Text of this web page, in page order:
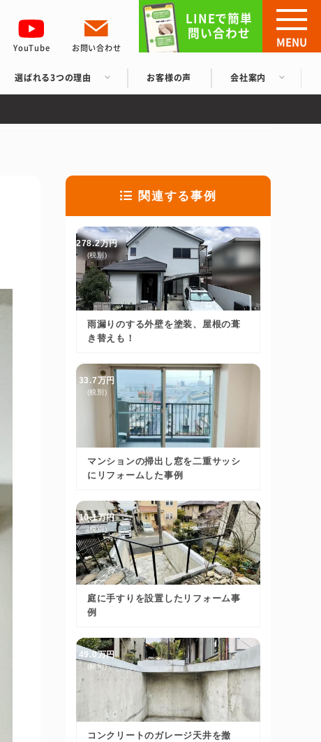
YouTube お問い合わせ
選ばれる3つの理由 お客様の声 会社案内
LINEで簡単
問い合わせ
MENU
関連する事例
278.2万円
(税別)
雨漏りのする外壁を塗装、屋根の葺
き替えも！
33.7万円
(税別)
マンションの掃出し窓を二重サッシ
にリフォームした事例
10.1万円
(税別)
庭に手すりを設置したリフォーム事
例
49.0万円
(税別)
コンクリートのガレージ天井を撤